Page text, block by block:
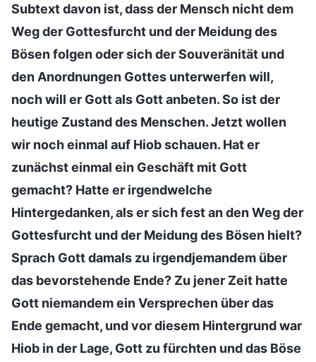
Subtext davon ist, dass der Mensch nicht dem
Weg der Gottesfurcht und der Meidung des
Bösen folgen oder sich der Souveränität und
den Anordnungen Gottes unterwerfen will,
noch will er Gott als Gott anbeten. So ist der
heutige Zustand des Menschen. Jetzt wollen
wir noch einmal auf Hiob schauen. Hat er
zunächst einmal ein Geschäft mit Gott
gemacht? Hatte er irgendwelche
Hintergedanken, als er sich fest an den Weg der
Gottesfurcht und der Meidung des Bösen hielt?
Sprach Gott damals zu irgendjemandem über
das bevorstehende Ende? Zu jener Zeit hatte
Gott niemandem ein Versprechen über das
Ende gemacht, und vor diesem Hintergrund war
Hiob in der Lage, Gott zu fürchten und das Böse